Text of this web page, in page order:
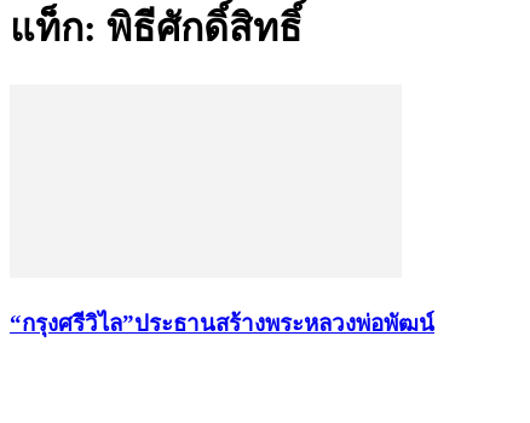
แท็ก: พิธีศักดิ์สิทธิ์
“กรุงศรีวิไล”ประธานสร้างพระหลวงพ่อพัฒน์